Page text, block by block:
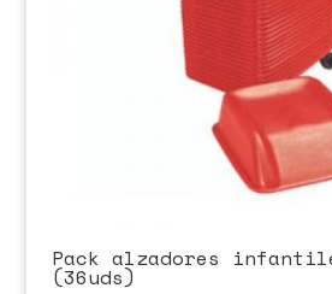
Pack alzadores
(36uds)